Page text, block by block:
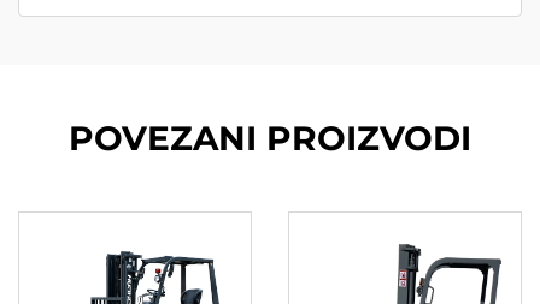
POVEZANI PROIZVODI